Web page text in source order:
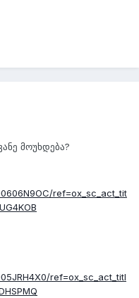
მოუხდება?
ref=ox_sc_act_tit
ref=ox_sc_act_titl